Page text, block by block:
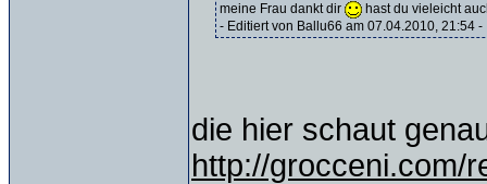
meine Frau dankt dir
hast du vieleicht
- Editiert von Ballu66 am 07.04.2010, 21:54 -
die hier schaut
http://grocceni.com/